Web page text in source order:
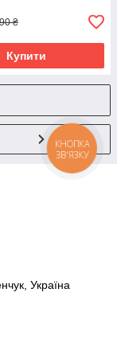
₴
Купити
Україна